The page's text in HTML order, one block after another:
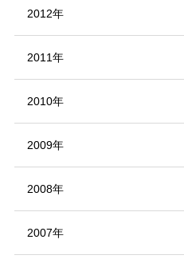
2012年
2011年
2010年
2009年
2008年
2007年